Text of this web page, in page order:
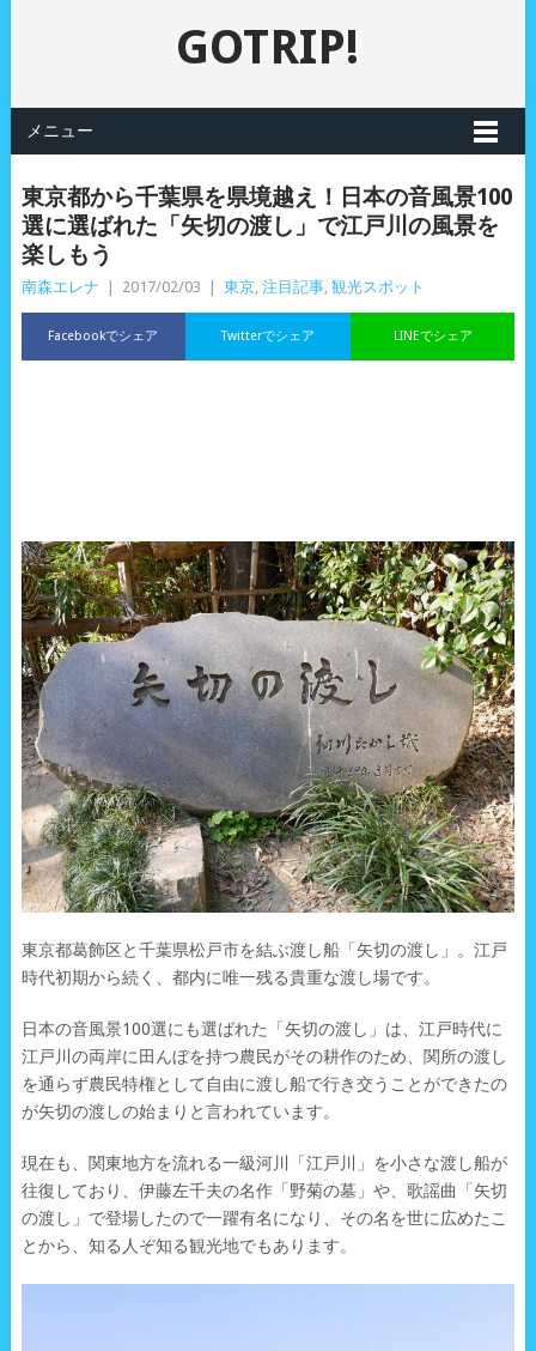
GOTRIP!
メニュー
東京都から千葉県を県境越え！日本の音風景100
選に選ばれた「矢切の渡し」で江戸川の風景を
楽しもう
南森エレナ 2017/02/03 東京, 注目記事, 観光スポット
Facebookでシェア LINEでシェア
Twitterでシェア
東京都葛飾区と千葉県松戸市を結ぶ渡し船「矢切の渡し」。江戸
時代初期から続く、都内に唯一残る貴重な渡し場です。
日本の音風景100選にも選ばれた「矢切の渡し」は、江戸時代に
江戸川の両岸に田んぼを持つ農民がその耕作のため、関所の渡し
を通らず農民特権として自由に渡し船で行き交うことができたの
が矢切の渡しの始まりと言われています。
現在も、関東地方を流れる一級河川「江戸川」を小さな渡し船が
往復しており、伊藤左千夫の名作「野菊の墓」や、歌謡曲「矢切
の渡し」で登場したので一躍有名になり、その名を世に広めたこ
とから、知る人ぞ知る観光地でもあります。